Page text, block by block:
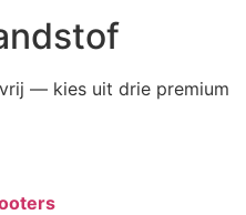
— kies uit drie premium